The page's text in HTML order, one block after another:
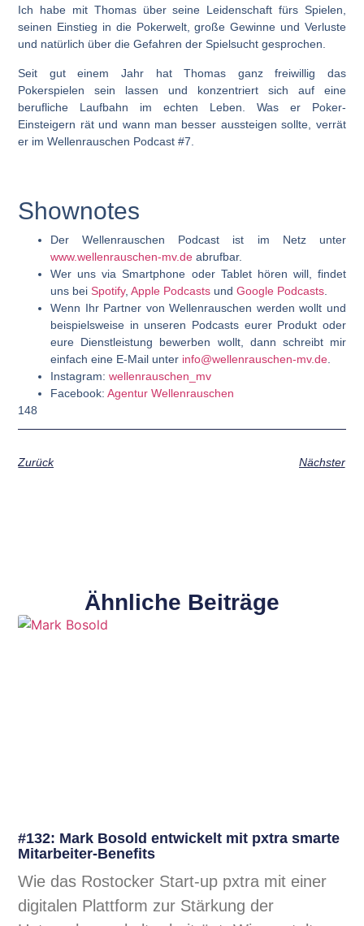
Ich habe mit Thomas über seine Leidenschaft fürs Spielen,
seinen Einstieg in die Pokerwelt, große Gewinne und Verluste
und natürlich über die Gefahren der Spielsucht gesprochen.
Seit gut einem Jahr hat Thomas ganz freiwillig das
Pokerspielen sein lassen und konzentriert sich auf eine
berufliche Laufbahn im echten Leben. Was er Poker-
Einsteigern rät und wann man besser aussteigen sollte, verrät
er im Wellenrauschen Podcast #7.
Shownotes
Der Wellenrauschen Podcast ist im Netz unter
www.wellenrauschen-mv.de abrufbar.
Wer uns via Smartphone oder Tablet hören will, findet
uns beiSpotify,Apple Podcasts undGoogle Podcasts
Wenn Ihr Partner von Wellenrauschen werden wollt und
beispielsweise in unseren Podcasts eurer Produkt oder
eure Dienstleistung bewerben wollt, dann schreibt mir
einfach eine E-Mail unter info@wellenrauschen-mv.de
Instagram:wellenrauschen_mv
Facebook:Agentur Wellenrauschen
148
Zurück Nächster
Ähnliche Beiträge
#132: Mark Bosold entwickelt mit pxtra smarte
Mitarbeiter-Benefits
Wie das Rostocker Start-up pxtra mit einer
digitalen Plattform zur Stärkung der